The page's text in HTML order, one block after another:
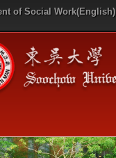
of Social Work(English)